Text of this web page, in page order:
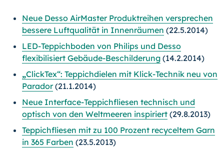
Neue Desso AirMaster Produktreihen versprechen
bessere Luftqualität in Innenräumen (22.5.2014)
LED-Teppichboden von Philips und Desso
flexibilisiert Gebäude-Beschilderung (14.2.2014)
„ClickTex“: Teppichdielen mit Klick-Technik neu von
Parador(21.1.2014)
Neue Interface-Teppichfliesen technisch und
optisch von den Weltmeeren inspiriert (29.8.2013)
Teppichfliesen mit zu 100 Prozent recyceltem Garn
in 365 Farben (23.5.2013)